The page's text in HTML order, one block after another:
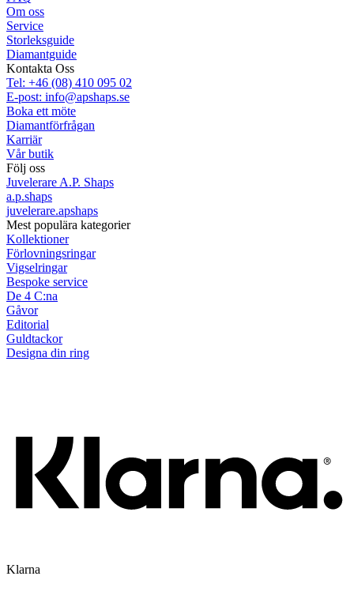
Om oss
Service
Storleksguide
Diamantguide
Kontakta Oss
Tel: +46 (08) 410 095 02
E-post: info@apshaps.se
Boka ett möte
Diamantförfrågan
Karriär
Vår butik
Följ oss
Juvelerare A.P. Shaps
a.p.shaps
juvelerare.apshaps
Mest populära kategorier
Kollektioner
Förlovningsringar
Vigselringar
Bespoke service
De 4 C:na
Gåvor
Editorial
Guldtackor
Designa din ring
Klarna